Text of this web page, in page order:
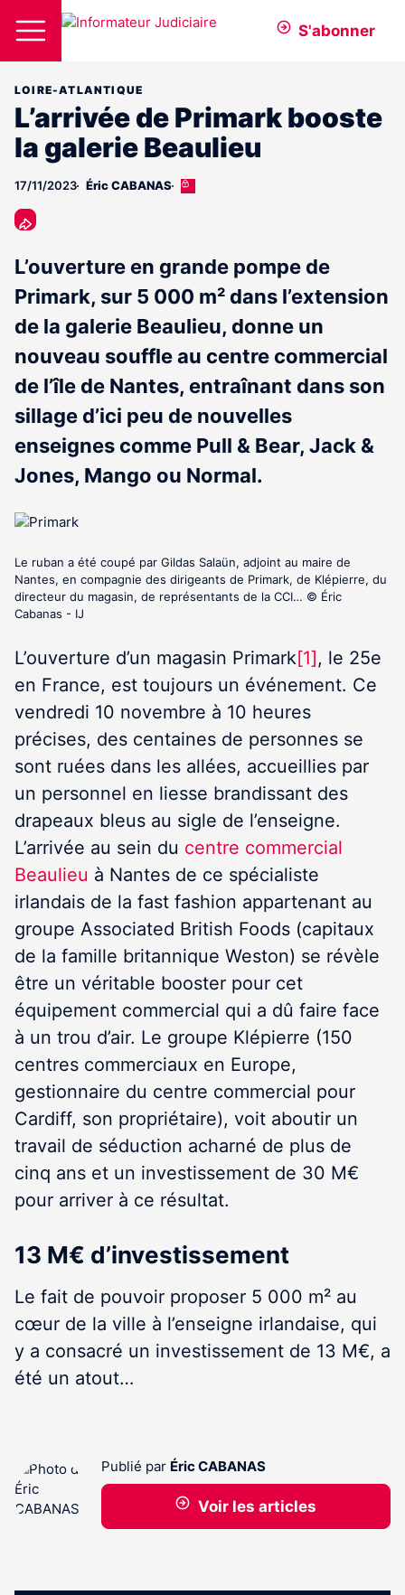
S'abonner
LOIRE-ATLANTIQUE
L’arrivée de Primark booste
la galerie Beaulieu
17/11/2023 Éric CABANAS
Cet
abonnés
L’ouverture en grande pompe de
Primark, sur 5 000 m² dans l’extension
de la galerie Beaulieu, donne un
nouveau souffle au centre commercial
de l’île de Nantes, entraînant dans son
sillage d’ici peu de nouvelles
enseignes comme Pull & Bear, Jack &
Jones, Mango ou Normal.
Le ruban a été coupé par Gildas Salaün, adjoint au maire de
Nantes, en compagnie des dirigeants de Primark, de Klépierre, du
directeur du magasin, de représentants de la CCI… © Éric
Cabanas - IJ
L’ouverture d’un magasin Primark[1], le 25e
en France, est toujours un événement. Ce
vendredi 10 novembre à 10 heures
précises, des centaines de personnes se
sont ruées dans les allées, accueillies par
un personnel en liesse brandissant des
drapeaux bleus au sigle de l’enseigne.
L’arrivée au sein du centre commercial
Beaulieu à Nantes de ce spécialiste
irlandais de la fast fashion appartenant au
groupe Associated British Foods (capitaux
de la famille britannique Weston) se révèle
être un véritable booster pour cet
équipement commercial qui a dû faire face
à un trou d’air. Le groupe Klépierre (150
centres commerciaux en Europe,
gestionnaire du centre commercial pour
Cardiff, son propriétaire), voit aboutir un
travail de séduction acharné de plus de
cinq ans et un investissement de 30 M€
pour arriver à ce résultat.
13 M€ d’investissement
Le fait de pouvoir proposer 5 000 m² au
cœur de la ville à l’enseigne irlandaise, qui
y a consacré un investissement de 13 M€, a
été un atout…
Publié par Éric CABANAS
Voir les articles